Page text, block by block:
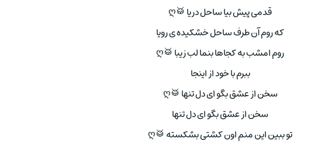
قدمی پیش بیا ساحل دریا 🥁ღ
که روم آن طرف ساحل خشکیده ی رویا
روم امشب به کجاها بنما لب زیبا 🥁ღ
ببرم با خود از اینجا
سخن از عشق بگو ای دل تنها 🥁ღ
سخن از عشق بگو ای دل تنها
تو ببین این منم اون کشتی بشکسته 🥁ღ